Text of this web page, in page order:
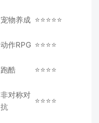
宠物养成 ⭐⭐⭐⭐⭐
动作RPG ⭐⭐⭐⭐
跑酷 ⭐⭐⭐⭐
非对称对
抗
⭐⭐⭐⭐